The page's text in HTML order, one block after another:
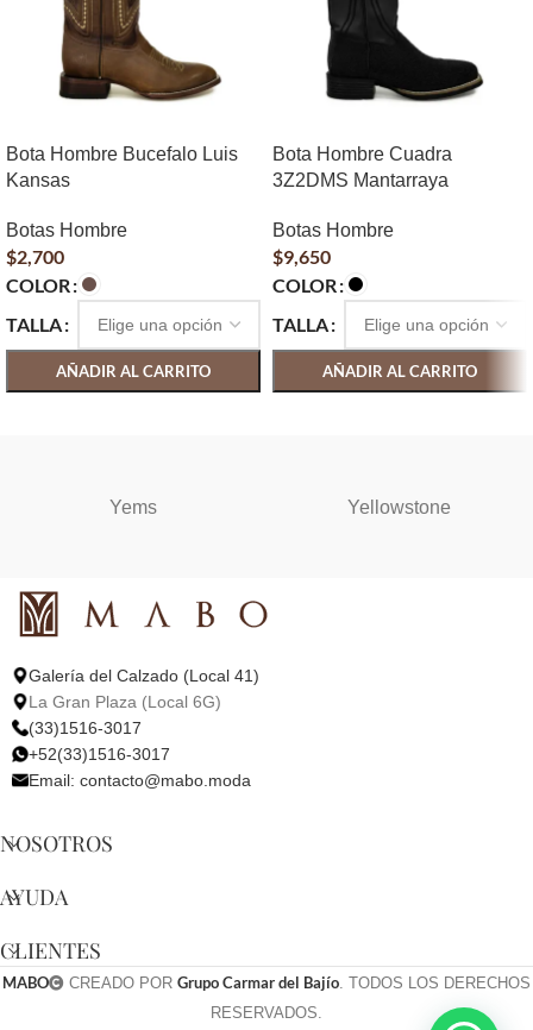
Bota Hombre Bucefalo Luis
Kansas
Botas Hombre
$2,700
COLOR
TALLA
AÑADIR AL CARRITO
Bota Hombre Cuadra
3Z2DMS Mantarraya
Botas Hombre
$9,650
COLOR
TALLA
AÑADIR AL CARRITO
Yems Yellowstone
Galería del Calzado (Local 41)
La Gran Plaza (Local 6G)
(33)1516-3017
+52(33)1516-3017
Email: contacto@mabo.moda
NOSOTROS
AYUDA
CLIENTES
MABO CREADO POR Grupo Carmar del Bajío. TODOS LOS DERECHOS
RESERVADOS.